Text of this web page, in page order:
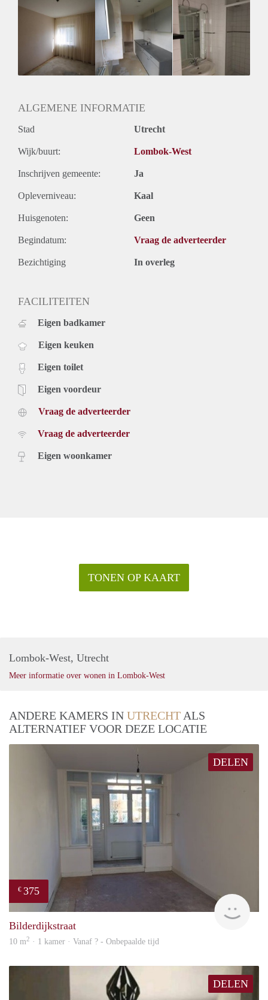
Huurtoeslag
Niet mogelijk
Inkomen eis
Huurtermijn
Onbepaalde termijn
ALGEMENE INFORMATIE
Stad Utrecht
Wijk/buurt: Lombok-West
Inschrijven gemeente: Ja
Opleverniveau: Kaal
Huisgenoten: Geen
Begindatum: Vraag de adverteerder
Bezichtiging In overleg
FACILITEITEN
Eigen badkamer
Eigen keuken
Eigen toilet
Eigen voordeur
Vraag de adverteerder
Vraag de adverteerder
Eigen woonkamer
TONEN OP KAART
Lombok-West, Utrecht
Meer informatie over wonen in Lombok-West
ANDERE KAMERS IN UTRECHT ALS
ALTERNATIEF VOOR DEZE LOCATIE
DELEN
€ 375
Bilderdijkstraat
10 m2 · 1 kamer · Vanaf ? - Onbepaalde tijd
DELEN